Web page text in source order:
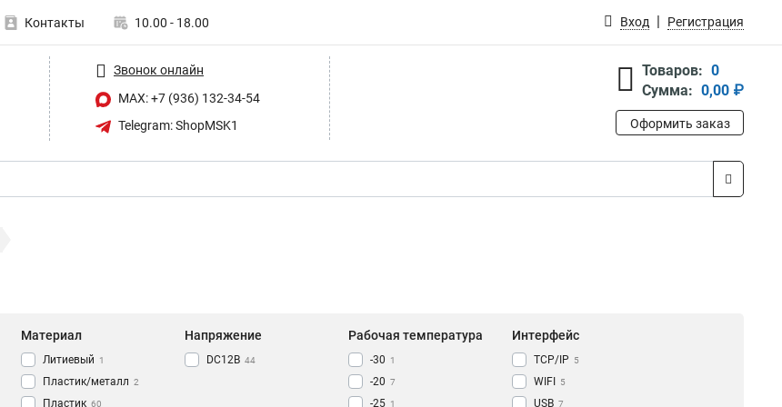
Контакты 10.00 - 18.00 Вход Регистрация
Звонок онлайн
MAX: +7 (936) 132-34-54
Telegram: ShopMSK1
Товаров: 0
Сумма: 0,00 ₽
Оформить заказ
Материал
Литиевый 1
Пластик/металл 2
Пластик 60
Напряжение
DC12В 44
Рабочая температура
-30 1
-20 7
-25 1
Интерфейс
TCP/IP 5
WIFI 5
USB 7